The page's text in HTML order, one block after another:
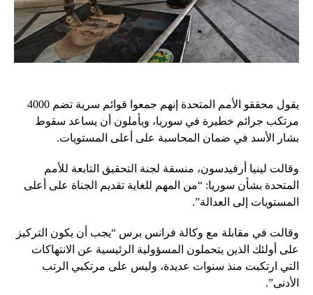
يقول محققو الأمم المتحدة إنهم جمعوا قوائم سرية تضم 4000
مرتكب جرائم خطيرة في سوريا، ويأملون أن يساعد سقوط
بشار الأسد في ضمان المحاسبة على أعلى المستويات.
وقالت لينيا أرفيدسون، منسقة لجنة التحقيق التابعة للأمم
المتحدة بشأن سوريا: “من المهم للغاية تقديم الجناة على أعلى
المستويات إلى العدالة”.
وقالت في مقابلة مع وكالة فرانس برس “يجب أن يكون التركيز
على أولئك الذين يتحملون المسؤولية الرئيسية عن الانتهاكات
التي ارتكبت منذ سنوات عديدة، وليس على مرتكبي الرتب
الأدنى”.